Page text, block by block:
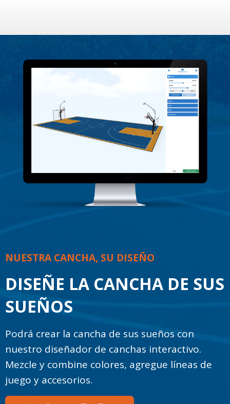
NUESTRA CANCHA, SU DISEÑO
DISEÑE LA CANCHA DE SUS
SUEÑOS
Podrá crear la cancha de sus sueños con
nuestro diseñador de canchas interactivo.
Mezcle y combine colores, agregue líneas de
juego y accesorios.